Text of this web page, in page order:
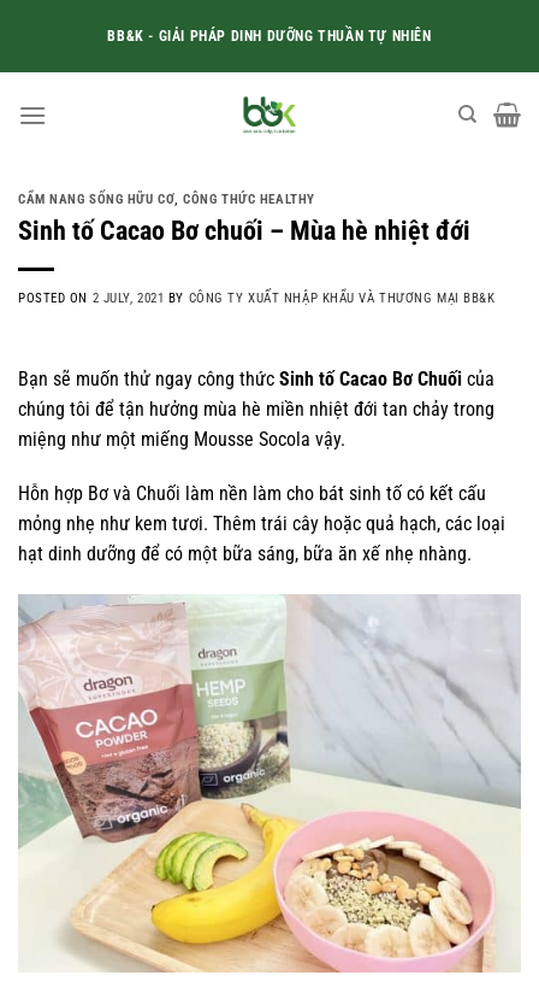
content
BB&K - GIẢI PHÁP DINH DƯỠNG THUẦN TỰ NHIÊN
CẨM NANG SỐNG HỮU CƠ,CÔNG THỨC HEALTHY
Sinh tố Cacao Bơ chuối – Mùa hè nhiệt đới
POSTED ON 2 JULY, 2021 BY CÔNG TY XUẤT NHẬP KHẨU VÀ THƯƠNG MẠI BB&K
Bạn sẽ muốn thử ngay công thức Sinh tố Cacao Bơ Chuối của
chúng tôi để tận hưởng mùa hè miền nhiệt đới tan chảy trong
miệng như một miếng Mousse Socola vậy.
Hỗn hợp Bơ và Chuối làm nền làm cho bát sinh tố có kết cấu
mỏng nhẹ như kem tươi. Thêm trái cây hoặc quả hạch, các loại
hạt dinh dưỡng để có một bữa sáng, bữa ăn xế nhẹ nhàng.